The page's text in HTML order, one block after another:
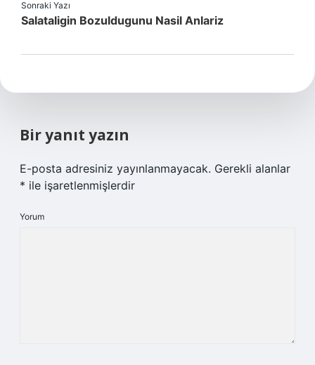
Sonraki Yazı
Salataligin Bozuldugunu Nasil Anlariz
Bir yanıt yazın
E-posta adresiniz yayınlanmayacak. Gerekli alanlar
* ile işaretlenmişlerdir
Yorum